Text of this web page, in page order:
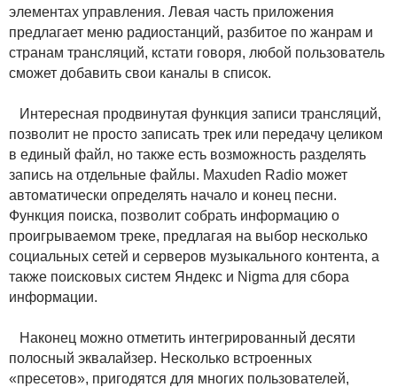
элементах управления. Левая часть приложения
предлагает меню радиостанций, разбитое по жанрам и
странам трансляций, кстати говоря, любой пользователь
сможет добавить свои каналы в список.
Интересная продвинутая функция записи трансляций,
позволит не просто записать трек или передачу целиком
в единый файл, но также есть возможность разделять
запись на отдельные файлы. Maxuden Radio может
автоматически определять начало и конец песни.
Функция поиска, позволит собрать информацию о
проигрываемом треке, предлагая на выбор несколько
социальных сетей и серверов музыкального контента, а
также поисковых систем Яндекс и Nigma для сбора
информации.
Наконец можно отметить интегрированный десяти
полосный эквалайзер. Несколько встроенных
«пресетов», пригодятся для многих пользователей,